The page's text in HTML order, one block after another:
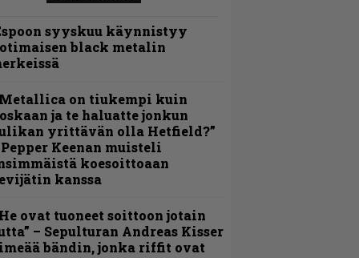
syyskuu käynnistyy
black metalin
on tiukempi kuin
ja te haluatte jonkun
yrittävän olla Hetfield?”
Keenan muisteli
koesoittoaan
kanssa
ovat tuoneet soittoon jotain
– Sepulturan Andreas Kisser
bändin, jonka riffit ovat